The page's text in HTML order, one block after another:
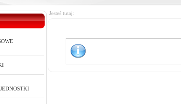
Jesteś tutaj: